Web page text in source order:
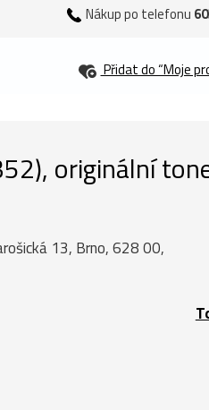
Nákup po telefonu
Přidat do “Moje
originální
13, Brno, 628 00,